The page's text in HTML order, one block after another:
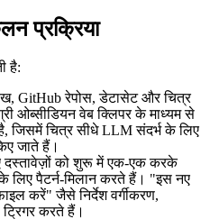
प्रक्रिया
है:
GitHub रेपोस, डेटासेट और चित्र
ओब्सीडियन वेब क्लिपर के माध्यम से
है, जिसमें चित्र सीधे LLM संदर्भ के लिए
जाते हैं।
दस्तावेज़ों को शुरू में एक-एक करके
लिए पैटर्न-मिलान करते हैं। "इस नए
करें" जैसे निर्देश वर्गीकरण,
करते हैं।